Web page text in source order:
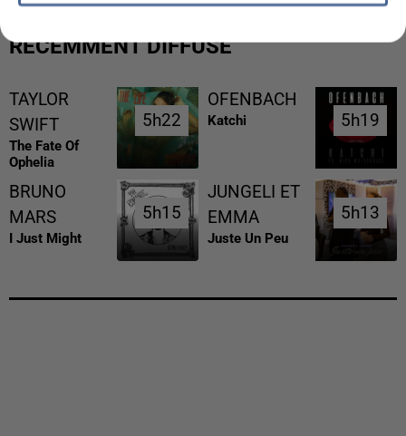
RÉCEMMENT DIFFUSÉ
TAYLOR
SWIFT
The Fate Of
Ophelia
5h22
5h22
OFENBACH
Katchi 5h19
5h19
BRUNO
MARS
I Just Might
5h15
5h15
JUNGELI ET
EMMA
Juste Un Peu
5h13
5h13